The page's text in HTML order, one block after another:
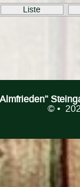
© •
Liste